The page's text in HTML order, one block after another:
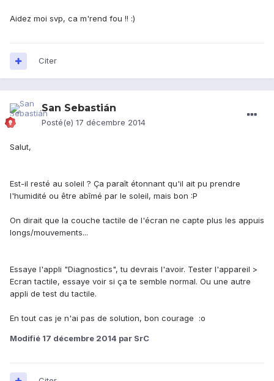
Aidez moi svp, ca m'rend fou !! :)
Citer
San Sebastián
Posté(e) 17 décembre 2014
Salut,
Est-il resté au soleil ? Ça paraît étonnant qu'il ait pu prendre
l'humidité ou être abîmé par le soleil, mais bon :P
On dirait que la couche tactile de l'écran ne capte plus les appuis
longs/mouvements...
Essaye l'appli "Diagnostics", tu devrais l'avoir. Tester l'appareil >
Ecran tactile, essaye voir si ça te semble normal. Ou une autre
appli de test du tactile.
En tout cas je n'ai pas de solution, bon courage :o
Modifié 17 décembre 2014 par SrC